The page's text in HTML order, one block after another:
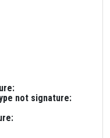
not signature: